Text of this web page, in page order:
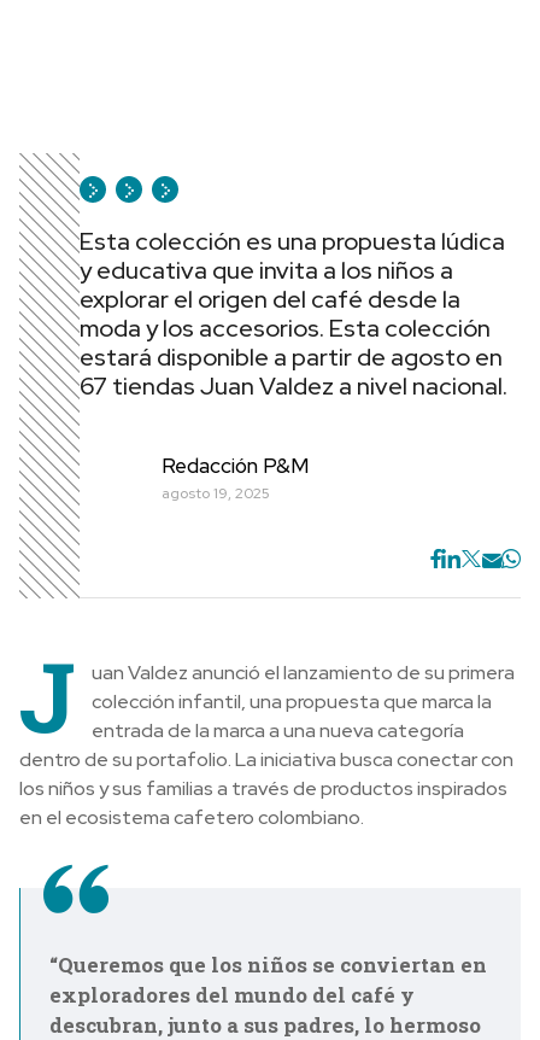
Esta colección es una propuesta lúdica
y educativa que invita a los niños a
explorar el origen del café desde la
moda y los accesorios. Esta colección
estará disponible a partir de agosto en
67 tiendas Juan Valdez a nivel nacional.
Redacción P&M
agosto 19, 2025
J
uan Valdez anunció el lanzamiento de su primera
colección infantil, una propuesta que marca la
entrada de la marca a una nueva categoría
dentro de su portafolio. La iniciativa busca conectar con
los niños y sus familias a través de productos inspirados
en el ecosistema cafetero colombiano.
“Queremos que los niños se conviertan en
exploradores del mundo del café y
descubran, junto a sus padres, lo hermoso